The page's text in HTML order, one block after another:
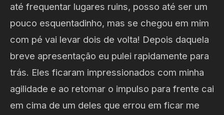
até frequentar lugares ruins, posso até ser um
pouco esquentadinho, mas se chegou em mim
com pé vai levar dois de volta! Depois daquela
breve apresentação eu pulei rapidamente para
trás. Eles ficaram impressionados com minha
agilidade e ao retomar o impulso para frente cai
em cima de um deles que errou em ficar me